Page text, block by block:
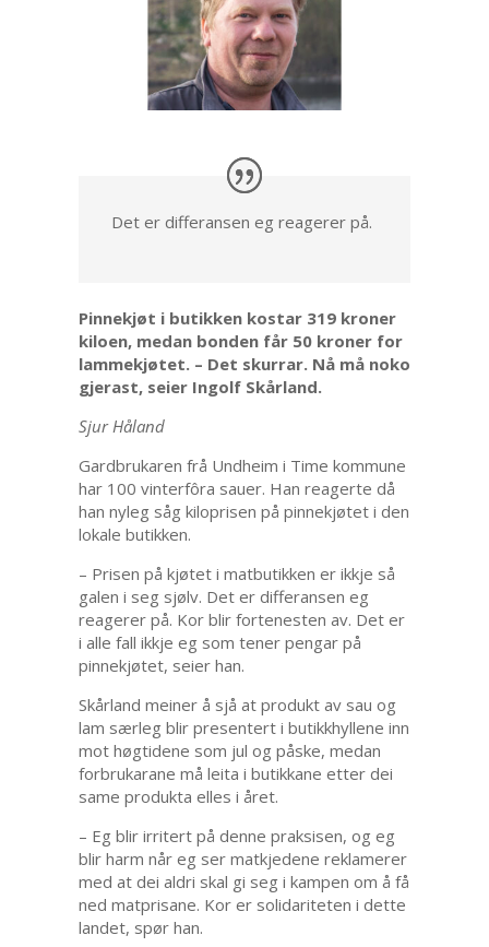
Det er differansen eg reagerer på.
Pinnekjøt i butikken kostar 319 kroner
kiloen, medan bonden får 50 kroner for
lammekjøtet. – Det skurrar. Nå må noko
gjerast, seier Ingolf Skårland.
Sjur Håland
Gardbrukaren frå Undheim i Time kommune
har 100 vinterfôra sauer. Han reagerte då
han nyleg såg kiloprisen på pinnekjøtet i den
lokale butikken.
– Prisen på kjøtet i matbutikken er ikkje så
galen i seg sjølv. Det er differansen eg
reagerer på. Kor blir fortenesten av. Det er
i alle fall ikkje eg som tener pengar på
pinnekjøtet, seier han.
Skårland meiner å sjå at produkt av sau og
lam særleg blir presentert i butikkhyllene inn
mot høgtidene som jul og påske, medan
forbrukarane må leita i butikkane etter dei
same produkta elles i året.
– Eg blir irritert på denne praksisen, og eg
blir harm når eg ser matkjedene reklamerer
med at dei aldri skal gi seg i kampen om å få
ned matprisane. Kor er solidariteten i dette
landet, spør han.